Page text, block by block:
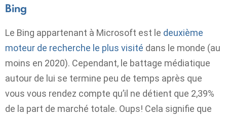
Bing
Le Bing appartenant à Microsoft est le deuxième
moteur de recherche le plus visité dans le monde (au
moins en 2020). Cependant, le battage médiatique
autour de lui se termine peu de temps après que
vous vous rendez compte qu’il ne détient que 2,39%
de la part de marché totale. Oups! Cela signifie que